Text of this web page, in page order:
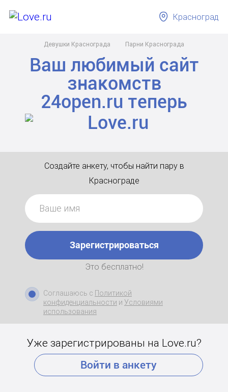
Девушки Краснограда Парни Краснограда
Красноград
Ваш любимый сайт
знакомств
24open.ru теперь
Создайте анкету, чтобы найти пару в
Краснограде
Зарегистрироваться
Это бесплатно!
Соглашаюсь с Политикой
конфиденциальности и Условиями
использования
Уже зарегистрированы на Love.ru?
Войти в анкету